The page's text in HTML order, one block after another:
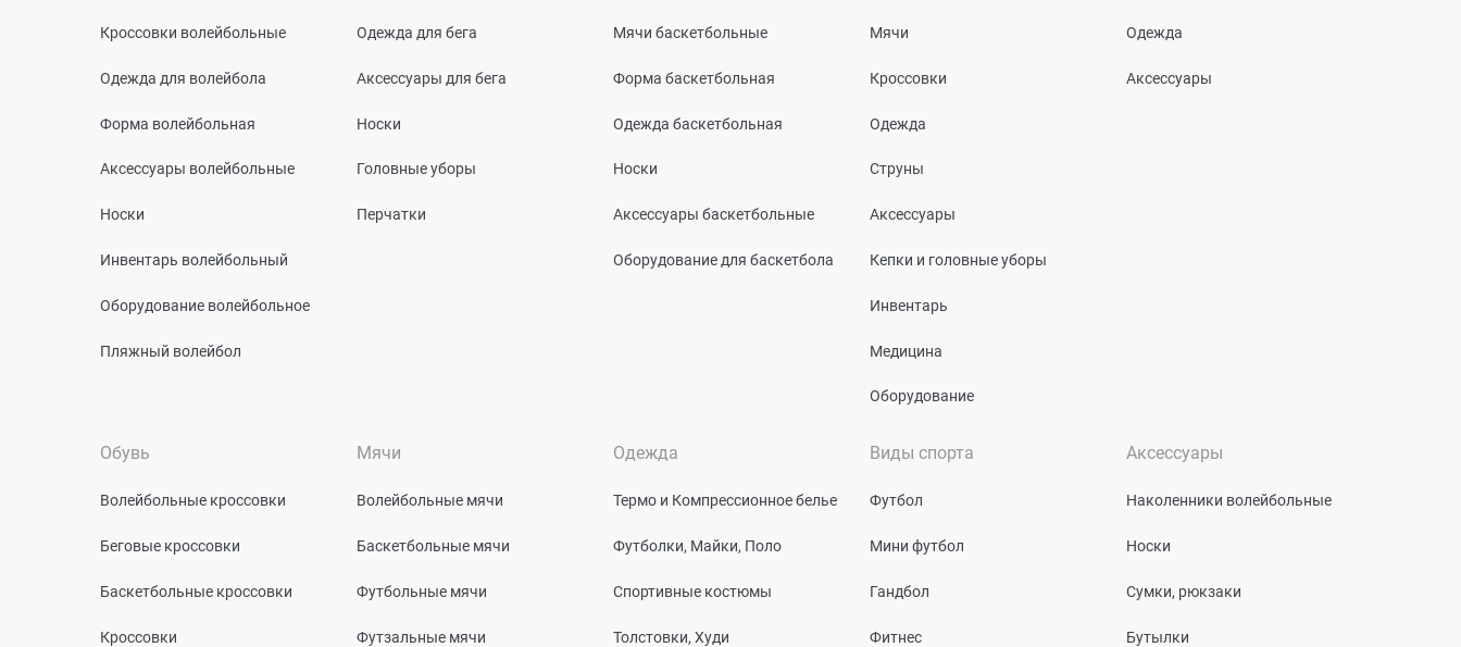
Кроссовки волейбольные
Одежда для волейбола
Форма волейбольная
Аксессуары волейбольные
Носки
Инвентарь волейбольный
Оборудование волейбольное
Пляжный волейбол
Одежда для бега
Аксессуары для бега
Носки
Головные уборы
Перчатки
Мячи баскетбольные
Форма баскетбольная
Одежда баскетбольная
Носки
Аксессуары баскетбольные
Оборудование для баскетбола
Мячи
Кроссовки
Одежда
Струны
Аксессуары
Кепки и головные уборы
Инвентарь
Медицина
Оборудование
Одежда
Аксессуары
Обувь
Волейбольные кроссовки
Беговые кроссовки
Баскетбольные кроссовки
Кроссовки
Мячи
Волейбольные мячи
Баскетбольные мячи
Футбольные мячи
Футзальные мячи
Одежда
Термо и Компрессионное белье
Футболки, Майки, Поло
Спортивные костюмы
Толстовки, Худи
Виды спорта
Футбол
Мини футбол
Гандбол
Фитнес
Аксессуары
Наколенники волейбольные
Носки
Сумки, рюкзаки
Бутылки